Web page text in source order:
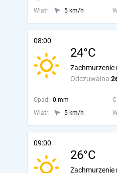
Wiatr:
5 km/h
08:00
24°C
Odczuwalna
Zachmurzenie
Opad: 0 mm
Wiatr:
5 km/h
09:00
26°C
Zachmurzenie